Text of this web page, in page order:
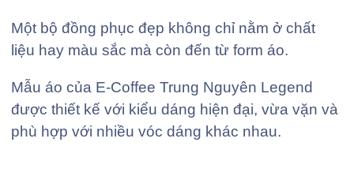
Một bộ đồng phục đẹp không chỉ nằm ở chất
liệu hay màu sắc mà còn đến từ form áo.
Mẫu áo của E-Coffee Trung Nguyên Legend
được thiết kế với kiểu dáng hiện đại, vừa vặn và
phù hợp với nhiều vóc dáng khác nhau.